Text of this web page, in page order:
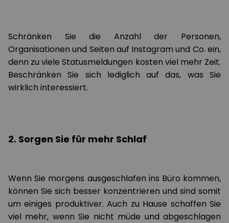
Schränken Sie die Anzahl der Personen,
Organisationen und Seiten auf Instagram und Co. ein,
denn zu viele Statusmeldungen kosten viel mehr Zeit.
Beschränken Sie sich lediglich auf das, was Sie
wirklich interessiert.
2. Sorgen Sie für mehr Schlaf
Wenn Sie morgens ausgeschlafen ins Büro kommen,
können Sie sich besser konzentrieren und sind somit
um einiges produktiver. Auch zu Hause schaffen Sie
viel mehr, wenn Sie nicht müde und abgeschlagen